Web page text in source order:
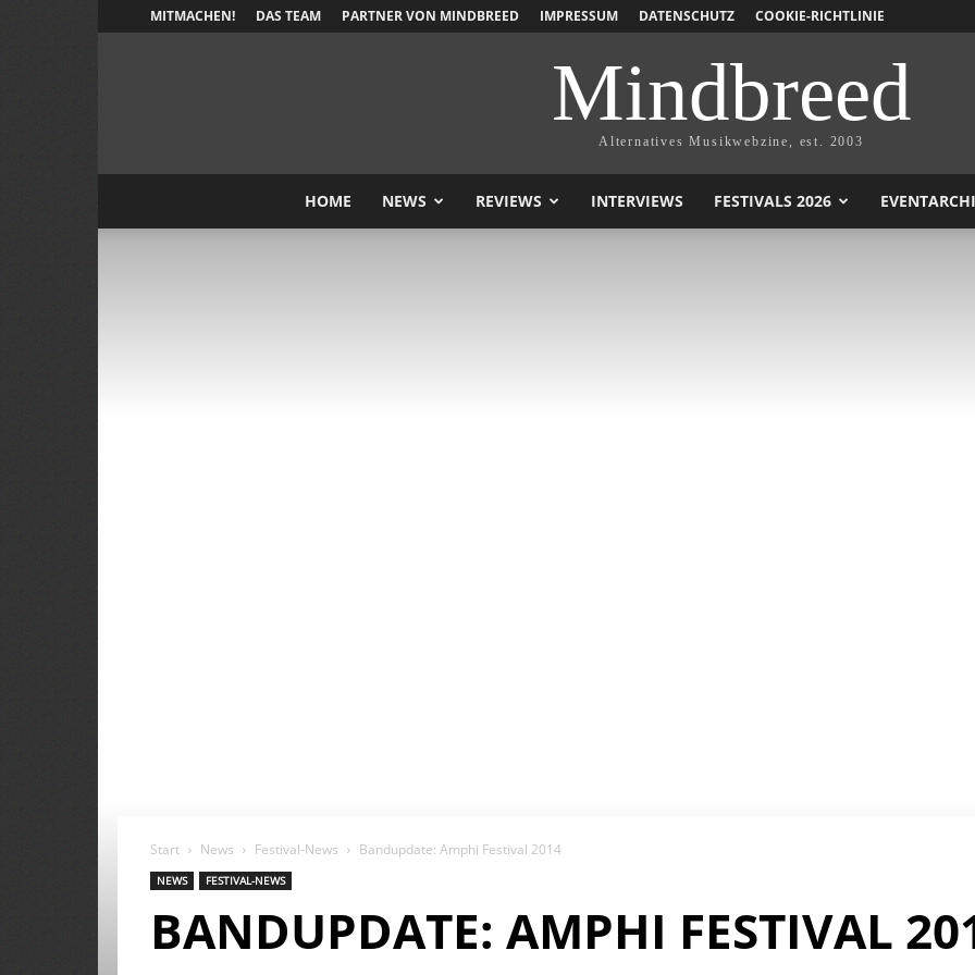
MITMACHEN! DAS TEAM PARTNER VON MINDBREED IMPRESSUM DATENSCHUTZ COOKIE-RICHTLINIE
Mindbreed
Alternatives Musikwebzine, est. 2003
HOME NEWS REVIEWS INTERVIEWS FESTIVALS 2026
Start News Festival-News Bandupdate: Amphi Festival 2014
NEWS FESTIVAL-NEWS
BANDUPDATE: AMPHI FESTIVAL